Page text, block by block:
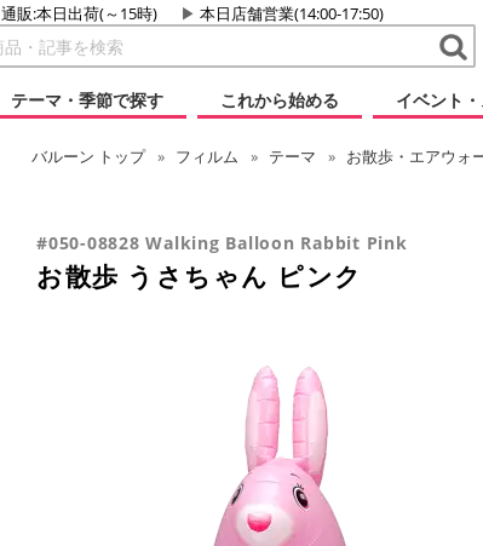
通販:本日出荷(～15時) 本日店舗営業(14:00-17:50)
テーマ・季節で探す
これから始める イベント
バルーン トップ フィルム テーマ お散歩・エアウォ
#050-08828 Walking Balloon Rabbit Pink
お散歩 うさちゃん ピンク